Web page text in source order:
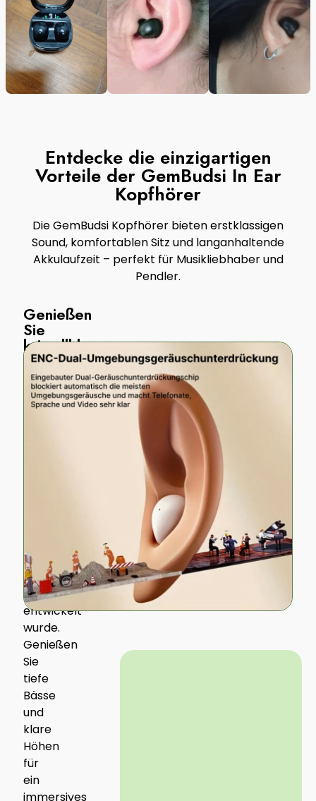
Entdecke die einzigartigen
Vorteile der GemBudsi In Ear
Kopfhörer
Die GemBudsi Kopfhörer bieten erstklassigen
Sound, komfortablen Sitz und langanhaltende
Akkulaufzeit – perfekt für Musikliebhaber und
Pendler.
Genießen
Sie
kristallklaren
Sound
Die
GemBudsi
von
Audio-
Experten
entwickelt
wurde.
Genießen
Sie
tiefe
Bässe
und
klare
Höhen
für
ein
immersives